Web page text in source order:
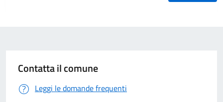
Contatta il comune
Leggi le domande frequenti